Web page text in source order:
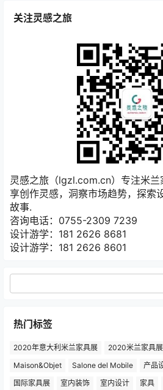
关注灵感之旅
灵感之旅（lgzl.com.cn）专注米兰
享创作灵感，洞察市场趋势，探索
故事.
咨询电话：0755-2309 7239
设计游学：181 2626 8681
设计游学：181 2626 8601
热门标签
2020年意大利米兰家具展 2020米兰家具展
Maison&Objet
Salone del Mobile 产品
国际家具展
室内装饰 室内设计 家具